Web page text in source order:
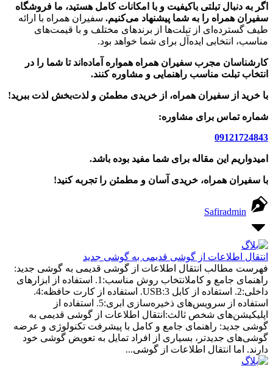
اگر به دنبال تبلتی باکیفیت و با امکانات کامل هستید، ما فروشگاه
سفیران همراه را به شما پیشنهاد می‌کنیم. سفیران همراه با ارائه
طیف گسترده‌ای از تبلت‌ها از برندهای مختلف و با قیمت‌های
مناسب، انتخابی ایده‌آل برای شما خواهد بود.
کارشناسان مجرب سفیران همراه همواره آماده‌اند تا شما را در
انتخاب تبلت مناسب راهنمایی و مشاوره کنند.
با خرید از سفیران همراه، از خریدی مطمئن و لذت‌بخش لذت ببرید!
شماره تماس برای مشاوره:
09121724843
امیدواریم این مقاله برای شما مفید بوده باشد.
با سفیران همراه، خریدی آسان و مطمئن را تجربه کنید!
Safiradmin
انتقال اطلاعات از گوشی قدیمی به گوشی جدید
فهرست مطالب انتقال اطلاعات از گوشی قدیمی به گوشی جدید:
راهنمای جامع و کاملانتخاب روش مناسب:1. استفاده از ابزارهای
داخلی:2. استفاده از کابل USB:3. استفاده از کارت حافظه:4.
استفاده از سرویس‌های ذخیره‌سازی ابری:5. استفاده از
اپلیکیشن‌های شخص ثالث:انتقال اطلاعات از گوشی قدیمی به
گوشی جدید: راهنمای جامع و کامل با پیشرفت تکنولوژی و عرضه
گوشی‌های جدیدتر، بسیاری از افراد تمایل به تعویض گوشی خود
دارند. اما انتقال اطلاعات از گوشی...